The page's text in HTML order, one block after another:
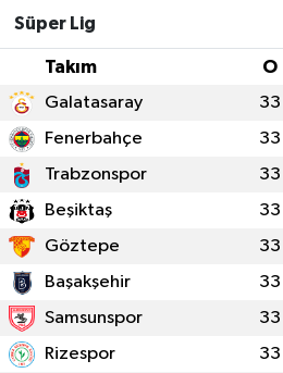
Süper Lig
Takım O
Galatasaray 33
Fenerbahçe 33
Trabzonspor 33
Beşiktaş 33
Göztepe 33
Başakşehir 33
Samsunspor 33
Rizespor 33